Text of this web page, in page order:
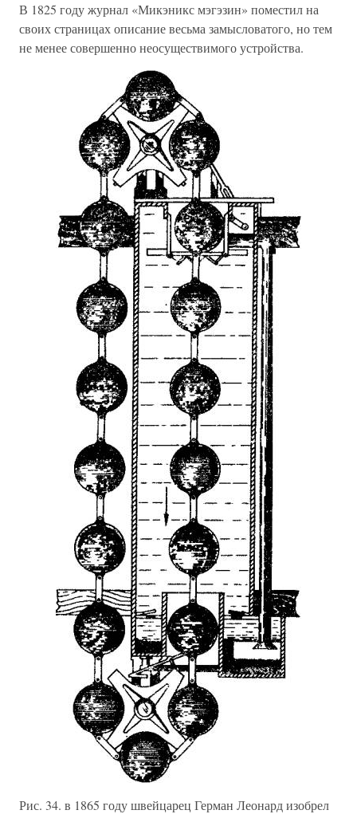
В 1825 году журнал «Микэникс мэгэзин» поместил на
своих страницах описание весьма замысловатого, но тем
не менее совершенно неосуществимого устройства.
Рис. 34. в 1865 году швейцарец Герман Леонард изобрел